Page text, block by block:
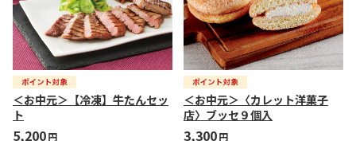
＜お中元＞【冷凍】牛たんセッ
ト
5,200円
＜お中元＞〈カレット洋菓子
店〉ブッセ９個入
3,300円